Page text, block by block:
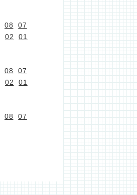
08
07
02 01
08
07
02 01
08
07